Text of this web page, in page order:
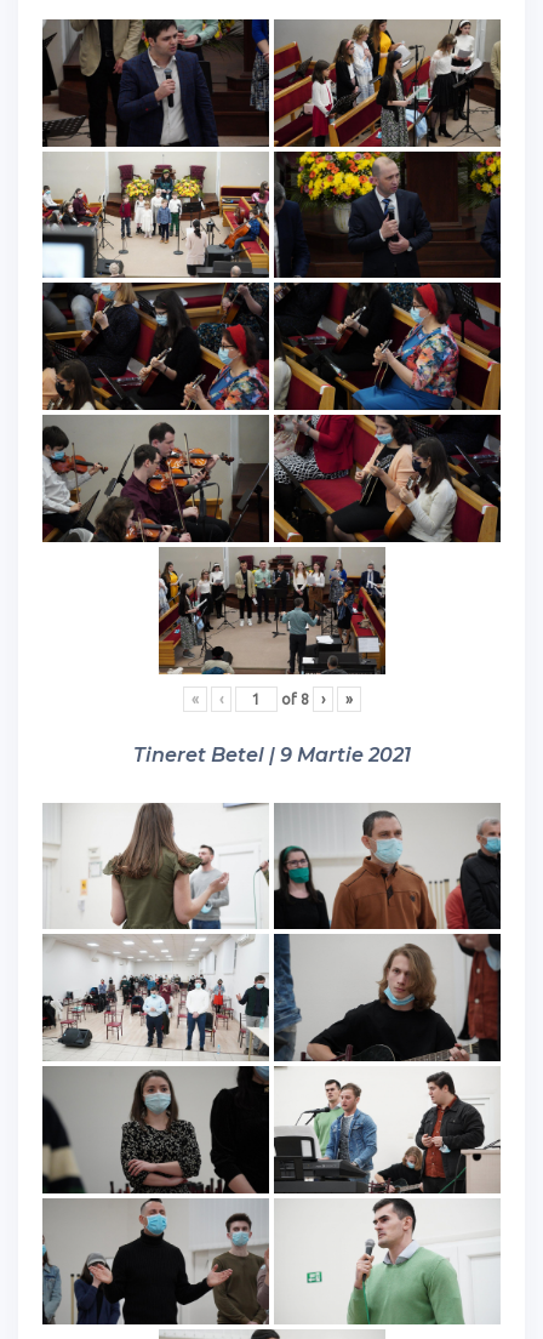
« ‹ of 8 › »
Tineret Betel | 9 Martie 2021